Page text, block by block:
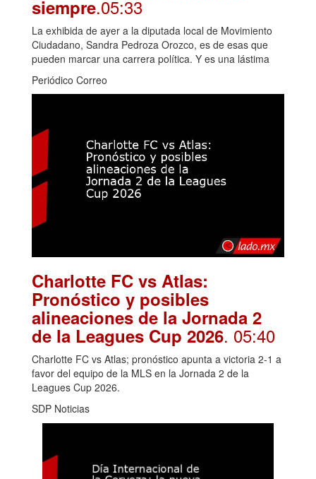
siempre.05:33
La exhibida de ayer a la diputada local de Movimiento
Ciudadano, Sandra Pedroza Orozco, es de esas que
pueden marcar una carrera política. Y es una lástima
Periódico Correo
Charlotte FC vs Atlas:
Pronóstico y posibles
alineaciones de la Jornada 2
de la Leagues Cup 2026. 05:40
Charlotte FC vs Atlas; pronóstico apunta a victoria 2-1 a
favor del equipo de la MLS en la Jornada 2 de la
Leagues Cup 2026.
SDP Noticias